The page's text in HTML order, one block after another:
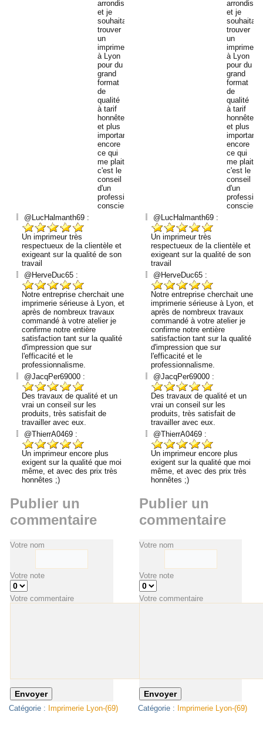
arrondissement
et je
souhaitais
trouver
un
imprimeur
à Lyon
pour du
grand
format
de
qualité
à tarif
honnête...
et plus
important
encore
ce qui
me plait
c'est le
conseil
d'un
professionnel
consciencieux.
@LucHalmanth69 :
Un imprimeur très
respectueux de la clientèle et
exigeant sur la qualité de son
travail
@HerveDuc65 :
Notre entreprise cherchait une
imprimerie sérieuse à Lyon, et
après de nombreux travaux
commandé à votre atelier je
confirme notre entière
satisfaction tant sur la qualité
d'impression que sur
l'efficacité et le
professionnalisme.
@JacqPer69000 :
Des travaux de qualité et un
vrai un conseil sur les
produits, très satisfait de
travailler avec eux.
@ThierrA0469 :
Un imprimeur encore plus
exigent sur la qualité que moi
même, et avec des prix très
honnêtes ;)
Publier un
commentaire
Votre nom
Votre note
Votre commentaire
Catégorie : Imprimerie Lyon-(69)
et je
souhaitais
trouver
un
imprimeur
à Lyon
pour du
grand
format
de
qualité
à tarif
honnête...
et plus
important
encore
ce qui
me plait
c'est le
conseil
d'un
@LucHalmanth69 :
Un imprimeur très
respectueux de la clientèle et
exigeant sur la qualité de son
travail
@HerveDuc65 :
Notre entreprise cherchait une
imprimerie sérieuse à Lyon, et
après de nombreux travaux
commandé à votre atelier je
confirme notre entière
satisfaction tant sur la qualité
d'impression que sur
l'efficacité et le
professionnalisme.
@JacqPer69000 :
Des travaux de qualité et un
vrai un conseil sur les
produits, très satisfait de
travailler avec eux.
@ThierrA0469 :
Un imprimeur encore plus
exigent sur la qualité que moi
même, et avec des prix très
honnêtes ;)
Publier un
commentaire
Votre nom
Votre note
Votre commentaire
Catégorie : Imprimerie Lyon-(69)